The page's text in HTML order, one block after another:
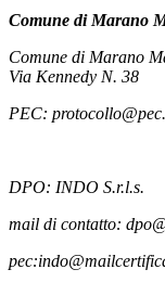
Comune di Marano
Comune di Marano
Via Kennedy N. 38
PEC:
DPO: INDO S.r.l.s.
mail di contatto: